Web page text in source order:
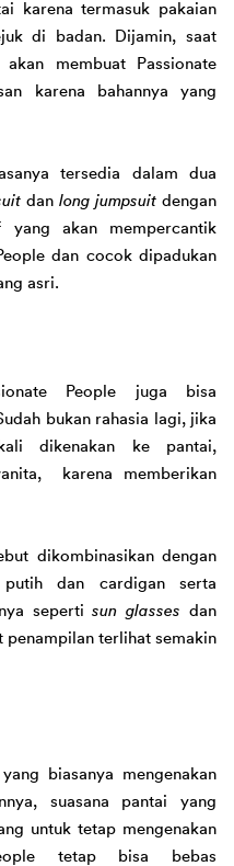
karena termasuk pakaian
di badan. Dijamin, saat
akan membuat Passionate
karena bahannya yang
tersedia dalam dua
dan long jumpsuit
yang akan memper
dan cocok dipadukan
asri.
People juga bisa
dikenakan ke pantai,
karena memberikan
dikombinasikan dengan
dan cardigan serta
seperti sun glasses dan
penampilan terlihat semakin
biasanya mengenakan
suasana pantai yang
untuk tetap mengenakan
tetap bisa bebas